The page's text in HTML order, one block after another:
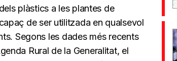
plàstics a les plantes de
de ser utilitzada en qualsevol
Segons les dades més recents
Rural de la Generalitat, el